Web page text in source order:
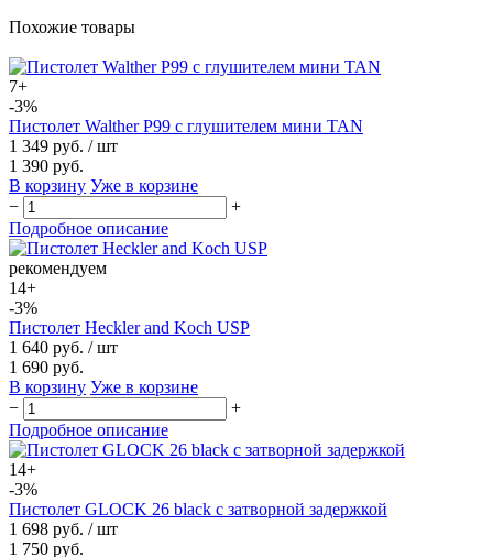
Похожие товары
7+
-3%
Пистолет Walther P99 с глушителем мини TAN
1 349 руб. / шт
1 390 руб.
В корзину Уже в корзине
−
+
Подробное описание
рекомендуем
14+
-3%
Пистолет Heckler and Koch USP
1 640 руб. / шт
1 690 руб.
В корзину Уже в корзине
−
+
Подробное описание
14+
-3%
Пистолет GLOCK 26 black с затворной задержкой
1 698 руб. / шт
1 750 руб.